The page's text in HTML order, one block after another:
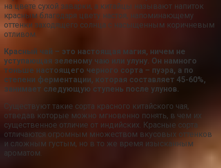
на цвете сухой заварки, а китайцы называют напиток
красным благодаря цвету настоя, напоминающему
оттенки заходящего солнца с насыщенным коричневым
отливом.
Красный чай – это настоящая магия, ничем не
уступающая зеленому чаю или улуну. Он намного
тоньше настоящего черного сорта – пуэра, а по
степени ферментации, которая составляет 45-60%,
занимает следующую ступень после улунов.
Существуют такие сорта красного китайского чая,
отведав которые можно мгновенно понять, в чем их
существенное отличие от индийских. Красные сорта
отличаются огромным множеством вкусовых оттенков
и сложным густым, но в то же время изысканным
ароматом.